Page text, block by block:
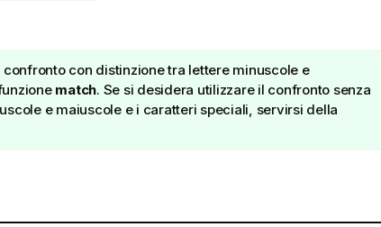
con distinzione tra lettere minuscole e
match. Se si desidera utilizzare il confronto senza
e maiuscole e i caratteri speciali, servirsi della